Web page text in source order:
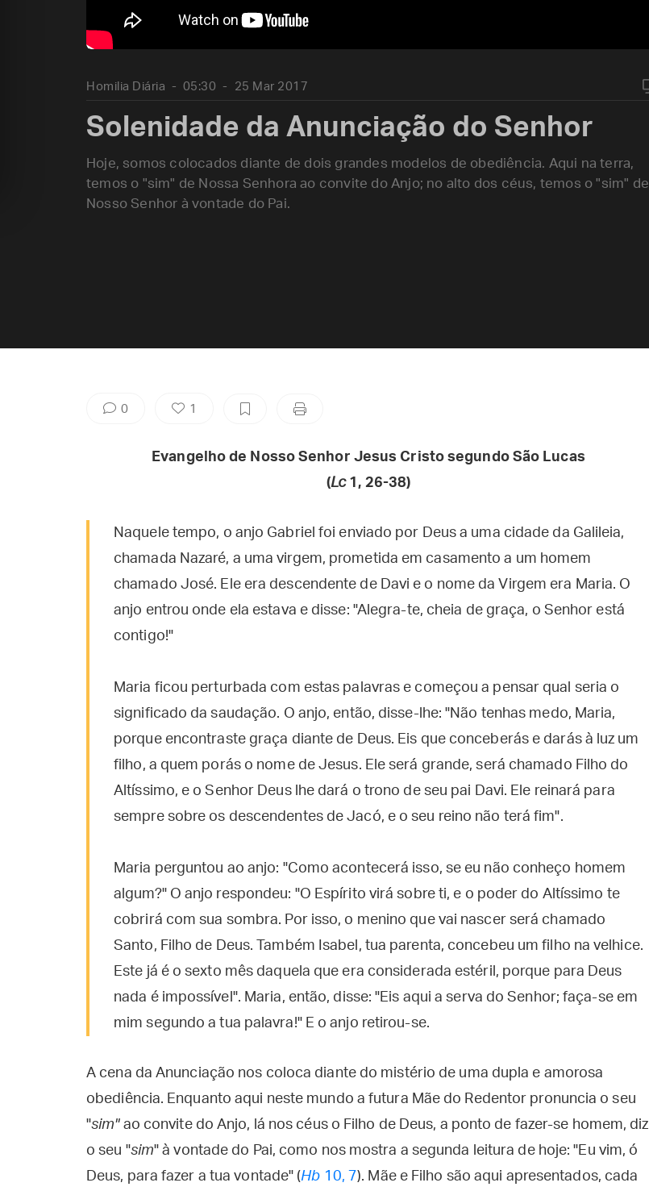
Homilia Diária 05:30 25 Mar 2017
Solenidade da Anunciação do Senhor
Hoje, somos colocados diante de dois grandes modelos de obediência. Aqui na terra,
temos o "sim" de Nossa Senhora ao convite do Anjo; no alto dos céus, temos o "sim" de
Nosso Senhor à vontade do Pai.
0 1
Evangelho de Nosso Senhor Jesus Cristo segundo São Lucas
(Lc1, 26-38)
Naquele tempo, o anjo Gabriel foi enviado por Deus a uma cidade da Galileia,
chamada Nazaré, a uma virgem, prometida em casamento a um homem
chamado José. Ele era descendente de Davi e o nome da Virgem era Maria. O
anjo entrou onde ela estava e disse: "Alegra-te, cheia de graça, o Senhor está
contigo!"
Maria ficou perturbada com estas palavras e começou a pensar qual seria o
significado da saudação. O anjo, então, disse-lhe: "Não tenhas medo, Maria,
porque encontraste graça diante de Deus. Eis que conceberás e darás à luz um
filho, a quem porás o nome de Jesus. Ele será grande, será chamado Filho do
Altíssimo, e o Senhor Deus lhe dará o trono de seu pai Davi. Ele reinará para
sempre sobre os descendentes de Jacó, e o seu reino não terá fim".
Maria perguntou ao anjo: "Como acontecerá isso, se eu não conheço homem
algum?" O anjo respondeu: "O Espírito virá sobre ti, e o poder do Altíssimo te
cobrirá com sua sombra. Por isso, o menino que vai nascer será chamado
Santo, Filho de Deus. Também Isabel, tua parenta, concebeu um filho na velhice.
Este já é o sexto mês daquela que era considerada estéril, porque para Deus
nada é impossível". Maria, então, disse: "Eis aqui a serva do Senhor; faça-se em
mim segundo a tua palavra!" E o anjo retirou-se.
A cena da Anunciação nos coloca diante do mistério de uma dupla e amorosa
obediência. Enquanto aqui neste mundo a futura Mãe do Redentor pronuncia o seu
"sim"ao convite do Anjo, lá nos céus o Filho de Deus, a ponto de fazer-se homem, diz
o seu "sim" à vontade do Pai, como nos mostra a segunda leitura de hoje: "Eu vim, ó
Deus, para fazer a tua vontade" (Hb 10, 7). Mãe e Filho são aqui apresentados, cada